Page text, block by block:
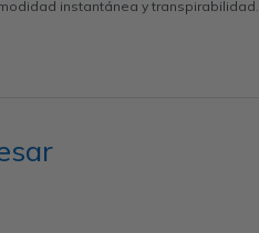
instantánea y transpirabilidad.